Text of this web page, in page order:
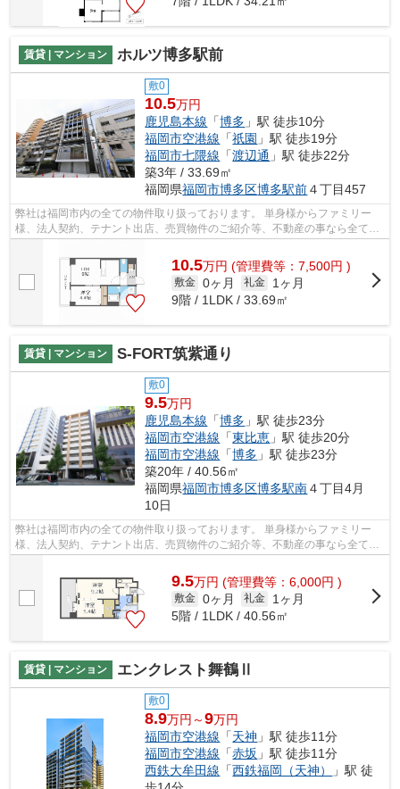
賃貸 | マンション ホルツ博多駅前
敷0
10.5万円
鹿児島本線 「博多 」駅 徒歩10分
福岡市空港線 「祇園 」駅 徒歩19分
福岡市七隈線 「渡辺通 」駅 徒歩22分
築3年 / 33.69㎡
福岡県福岡市博多区博多駅前４丁目457
弊社は福岡市内の全ての物件取り扱っております。 単身様からファミリー
様、法人契約、テナント出店、売買物件のご紹介等、不動産の事なら全てお
10.5万円 (管理費等：7,500円 )
敷金 0ヶ月 礼金
1ヶ月
9階 / 1LDK / 33.69㎡
賃貸 | マンション S-FORT筑紫通り
敷0
9.5万円
鹿児島本線 「博多 」駅 徒歩23分
福岡市空港線 「東比恵 」駅 徒歩20分
福岡市空港線 「博多 」駅 徒歩23分
築20年 / 40.56㎡
福岡県福岡市博多区博多駅南４丁目4月
10日
弊社は福岡市内の全ての物件取り扱っております。 単身様からファミリー
様、法人契約、テナント出店、売買物件のご紹介等、不動産の事なら全てお
9.5万円 (管理費等：6,000円 )
敷金 0ヶ月 礼金
1ヶ月
5階 / 1LDK / 40.56㎡
賃貸 | マンション エンクレスト舞鶴Ⅱ
敷0
8.9万円～9万円
福岡市空港線 「天神 」駅 徒歩11分
福岡市空港線 「赤坂 」駅 徒歩11分
西鉄大牟田線 「西鉄福岡（天神）
」駅 徒